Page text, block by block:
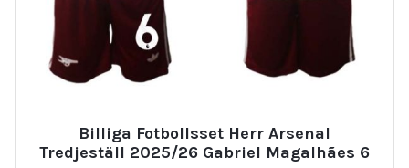
Billiga Fotbollsset Herr Arsenal
Tredjeställ 2025/26 Gabriel Magalhães 6